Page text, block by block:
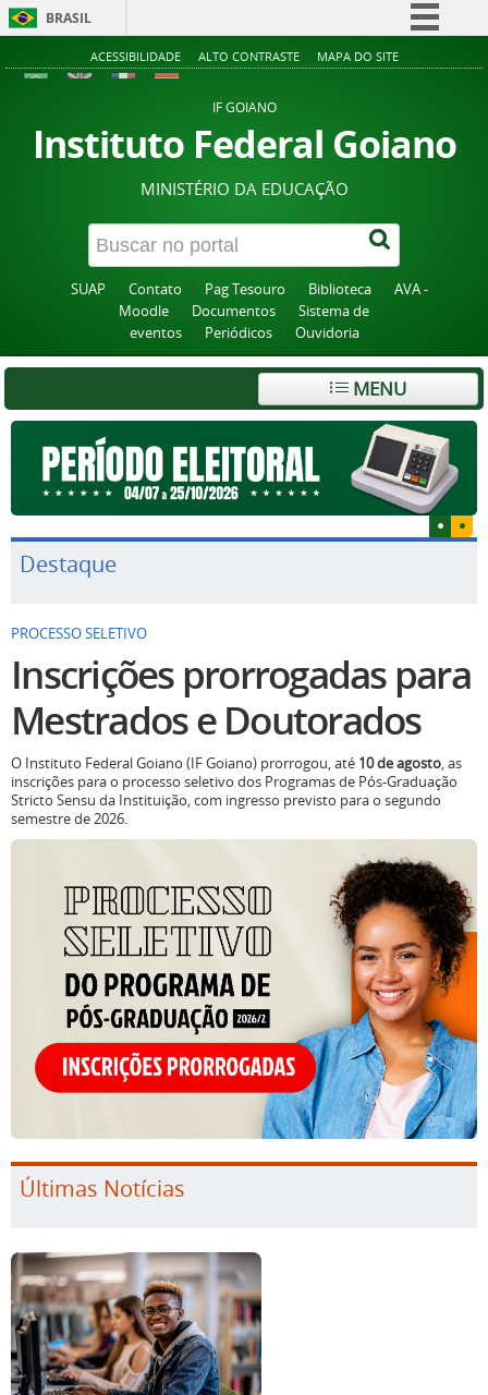
BRASIL
Simplifique!
Acesso à informação
Legislação
Canais
ACESSIBILIDADE ALTO CONTRASTE MAPA DO SITE
IF GOIANO
Instituto Federal Goiano
MINISTÉRIO DA EDUCAÇÃO
SUAP Contato Pag Tesouro Biblioteca
AVA -
Moodle
Documentos
Sistema de
eventos
Periódicos Ouvidoria
MENU
Destaque
PROCESSO SELETIVO
Inscrições prorrogadas para
Mestrados e Doutorados
O Instituto Federal Goiano (IF Goiano) prorrogou, até 10 de agosto, as
inscrições para o processo seletivo dos Programas de Pós-Graduação
Stricto Sensu da Instituição, com ingresso previsto para o segundo
semestre de 2026.
Últimas Notícias